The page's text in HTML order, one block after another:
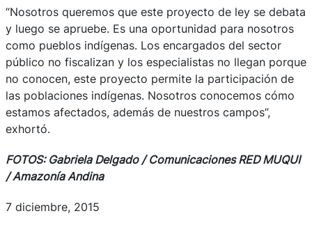
“Nosotros queremos que este proyecto de ley se debata
y luego se apruebe. Es una oportunidad para nosotros
como pueblos indígenas. Los encargados del sector
público no fiscalizan y los especialistas no llegan porque
no conocen, este proyecto permite la participación de
las poblaciones indígenas. Nosotros conocemos cómo
estamos afectados, además de nuestros campos”,
exhortó.
FOTOS: Gabriela Delgado / Comunicaciones RED MUQUI
/ Amazonía Andina
7 diciembre, 2015